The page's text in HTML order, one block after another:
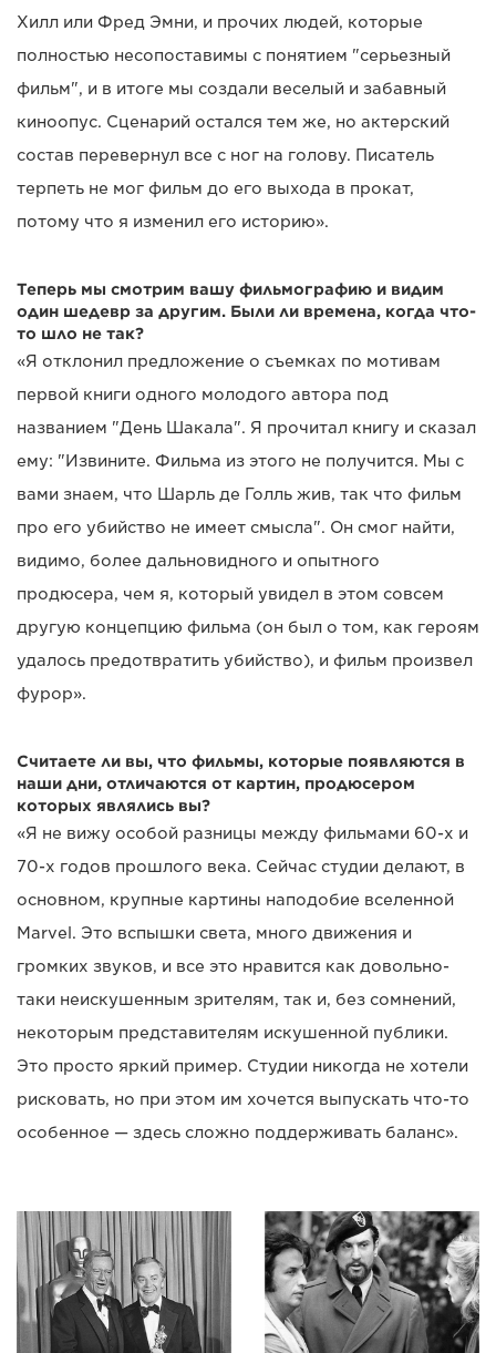
Хилл или Фред Эмни, и прочих людей, которые
полностью несопоставимы с понятием "серьезный
фильм", и в итоге мы создали веселый и забавный
киноопус. Сценарий остался тем же, но актерский
состав перевернул все с ног на голову. Писатель
терпеть не мог фильм до его выхода в прокат,
потому что я изменил его историю».
Теперь мы смотрим вашу фильмографию и видим
один шедевр за другим. Были ли времена, когда что-
то шло не так?
«Я отклонил предложение о съемках по мотивам
первой книги одного молодого автора под
названием "День Шакала". Я прочитал книгу и сказал
ему: "Извините. Фильма из этого не получится. Мы с
вами знаем, что Шарль де Голль жив, так что фильм
про его убийство не имеет смысла". Он смог найти,
видимо, более дальновидного и опытного
продюсера, чем я, который увидел в этом совсем
другую концепцию фильма (он был о том, как героям
удалось предотвратить убийство), и фильм произвел
фурор».
Считаете ли вы, что фильмы, которые появляются в
наши дни, отличаются от картин, продюсером
которых являлись вы?
«Я не вижу особой разницы между фильмами 60-х и
70-х годов прошлого века. Сейчас студии делают, в
основном, крупные картины наподобие вселенной
Marvel. Это вспышки света, много движения и
громких звуков, и все это нравится как довольно-
таки неискушенным зрителям, так и, без сомнений,
некоторым представителям искушенной публики.
Это просто яркий пример. Студии никогда не хотели
рисковать, но при этом им хочется выпускать что-то
особенное — здесь сложно поддерживать баланс».